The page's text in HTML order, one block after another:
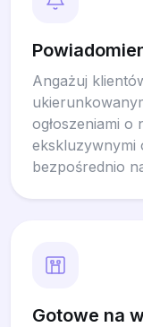
Angażuj
ogłoszeniami
ekskluzywnymi
bezpośrednio
Gotowe na